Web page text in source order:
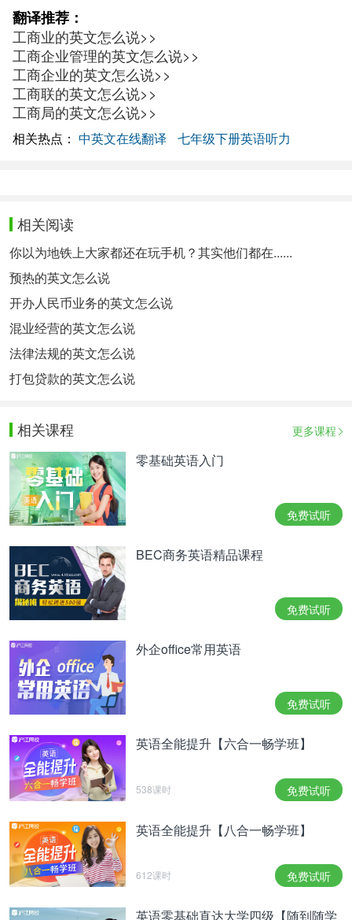
翻译推荐：
工商业的英文怎么说>>
工商企业管理的英文怎么说>>
工商企业的英文怎么说>>
工商联的英文怎么说>>
工商局的英文怎么说>>
相关热点： 中英文在线翻译 七年级下册英语听力
相关阅读
你以为地铁上大家都还在玩手机？其实他们都在......
预热的英文怎么说
开办人民币业务的英文怎么说
混业经营的英文怎么说
法律法规的英文怎么说
打包贷款的英文怎么说
相关课程 更多课程
零基础英语入门
免费试听
BEC商务英语精品课程
免费试听
外企office常用英语
免费试听
英语全能提升【六合一畅学班】
538课时 免费试听
英语全能提升【八合一畅学班】
612课时 免费试听
英语零基础直达大学四级【随到随学